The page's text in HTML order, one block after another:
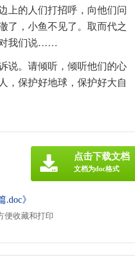
上的人们打招呼，向他们问
了，小鱼不见了。取而代之
对我们说……
说。请倾听，倾听他们的心
，保护好地球，保护好大自
》
便收藏和打印
点击下载文档
文档为doc格式